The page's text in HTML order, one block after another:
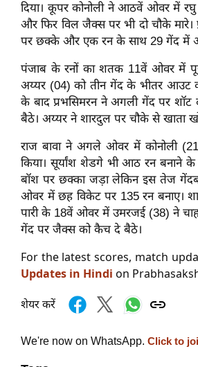
दिया। कूपर कोनोली ने आठवें ओवर में रघु
और फिर विल जैक्स पर भी दो चौके
पर छक्के और एक रन के साथ 29 गेंद में
पंजाब के रनों का शतक 11वें ओवर में
अय्यर (04) को तीन गेंद के भीतर आउट
के बाद प्रभसिमरन ने अगली गेंद पर
बैठे। अय्यर ने शारदुल पर चौके से खाता
राज बावा ने अगले ओवर में कोनोली
किया। सूर्यांश शेडगे भी आठ रन बनाने
बॉश पर छक्का जड़ा लेकिन इस तेज
ओवर में छह विकेट पर 135 रन बनाए।
पारी के 18वें ओवर में उमरजई (38) ने
गेंद पर जैक्स को कैच दे बैठे।
For the latest scores, match
Updates in Hindi on
शेयर करें
We're now on WhatsApp. Click to